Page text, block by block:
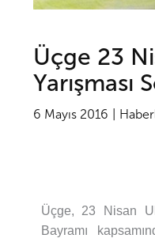
Üçge 23
Yarışması
6 Mayıs 2016
Üçge, 23 Nisan
Bayramı